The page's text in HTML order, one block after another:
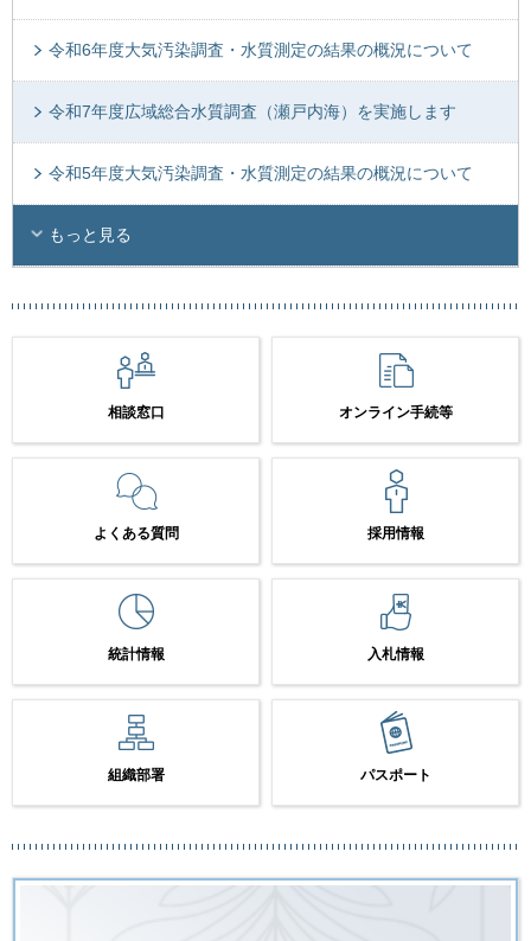
令和6年度大気汚染調査・水質測定の結果の概況について
令和7年度広域総合水質調査（瀬戸内海）を実施します
令和5年度大気汚染調査・水質測定の結果の概況について
もっと見る
相談窓口 オンライン手続等
よくある質問 採用情報
統計情報 入札情報
組織部署 パスポート